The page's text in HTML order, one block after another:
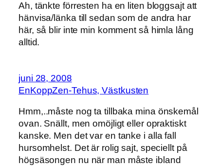
Ah, tänkte förresten ha en liten bloggsajt att
hänvisa/länka till sedan som de andra har
här, så blir inte min komment så himla lång
alltid.
juni 28, 2008
EnKoppZen-Tehus, Västkusten
Hmm,..måste nog ta tillbaka mina önskemål
ovan. Snällt, men omöjligt eller opraktiskt
kanske. Men det var en tanke i alla fall
hursomhelst. Det är rolig sajt, speciellt på
högsäsongen nu när man måste ibland